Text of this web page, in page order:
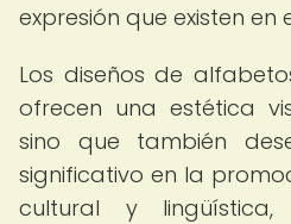
expresión que existen en
Los diseños de
ofrecen una estética
sino que también
significativo en la
cultural y lingüística,